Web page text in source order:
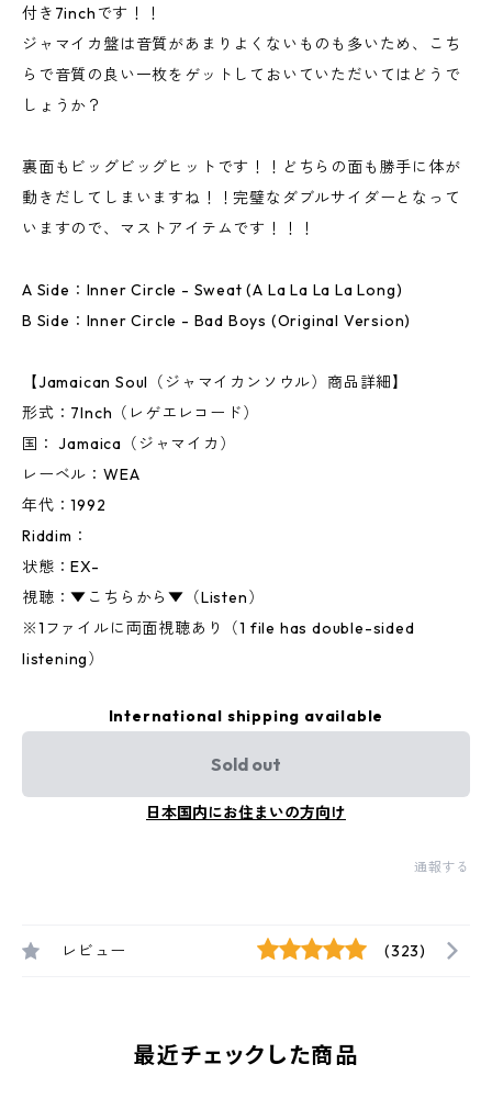
付き7inchです！！
ジャマイカ盤は音質があまりよくないものも多いため、こち
らで音質の良い一枚をゲットしておいていただいてはどうで
しょうか？
裏面もビッグビッグヒットです！！どちらの面も勝手に体が
動きだしてしまいますね！！完璧なダブルサイダーとなって
いますので、マストアイテムです！！！
A Side：Inner Circle ‎- Sweat (A La La La La Long)
B Side：Inner Circle ‎- Bad Boys (Original Version)
【Jamaican Soul（ジャマイカンソウル）商品詳細】
形式：7Inch（レゲエレコード）
国： Jamaica（ジャマイカ）
レーベル：WEA
年代：1992
Riddim：
状態：EX-
視聴：▼こちらから▼（Listen）
※1ファイルに両面視聴あり（1 file has double-sided
listening）
International shipping available
Sold out
日本国内にお住まいの方向け
通報する
レビュー (323)
最近チェックした商品